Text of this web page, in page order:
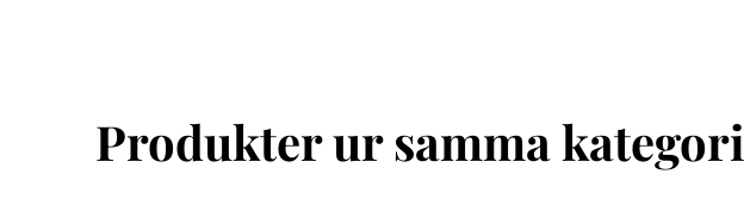
Produkter ur samma kategori